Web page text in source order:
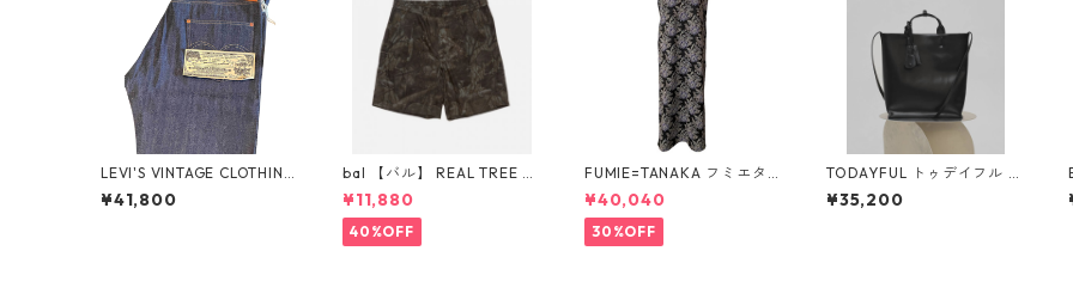
LEVI'S VINTAGE CLOTHING
1922 501XX RIGID A44100
003 リジッド セルビッジデ
¥41,800
bal 【バル】 REAL TREE C
AMO SHORT PANT
¥11,880
40%OFF
FUMIE=TANAKA フミエタナ
カ flower JQ OP (BLK)F25
S-13
¥40,040
30%OFF
TODAYFUL トゥデイフル U
seful Leather Bag (L) 1262
1041 BLK
¥35,200